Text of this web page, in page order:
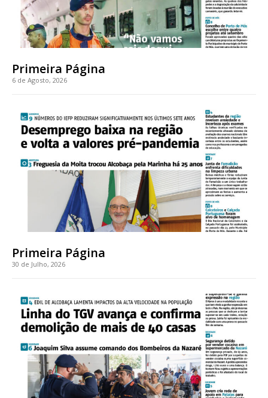
Planos de Assinatura
Faça-se assinante do Região de Cister e ajude-nos a manter este serviço
Sendo assinante terá acesso a todos os conteúdos exclusivos e versões
digitais.
Escolha o plano de assinatura desejado:
32€
12 meses
Edição em papel entregue à Quinta-feira em sua
Primeira Página
6 de Agosto, 2026
Primeira Página
30 de Julho, 2026